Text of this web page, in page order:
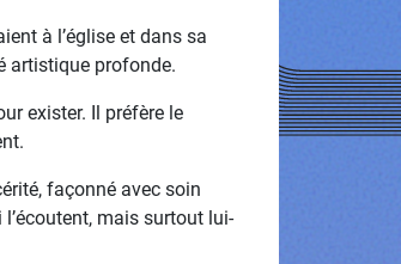
à l’église et dans sa
artistique profonde.
exister. Il préfère le
façonné avec soin
mais surtout lui-